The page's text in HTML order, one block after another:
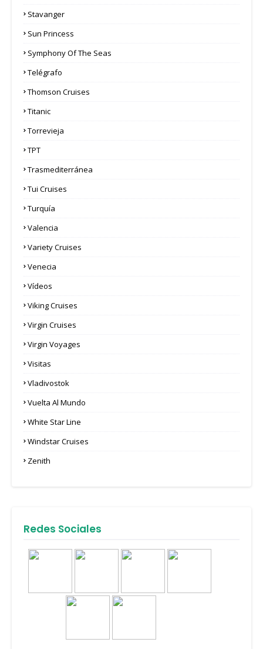
Stavanger
Sun Princess
Symphony Of The Seas
Telégrafo
Thomson Cruises
Titanic
Torrevieja
TPT
Trasmediterránea
Tui Cruises
Turquía
Valencia
Variety Cruises
Venecia
Vídeos
Viking Cruises
Virgin Cruises
Virgin Voyages
Visitas
Vladivostok
Vuelta Al Mundo
White Star Line
Windstar Cruises
Zenith
Redes Sociales